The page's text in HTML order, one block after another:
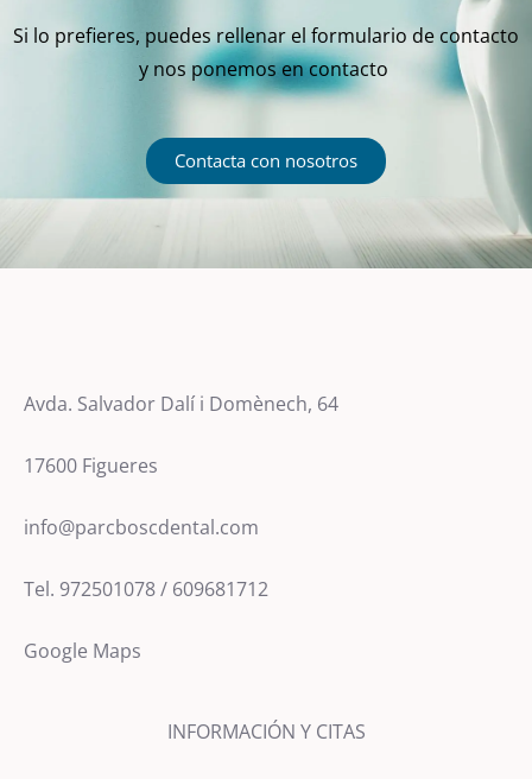
Si lo prefieres, puedes rellenar el formulario de contacto
y nos ponemos en contacto
Contacta con nosotros
Avda. Salvador Dalí i Domènech, 64
17600 Figueres
info@parcboscdental.com
Tel. 972501078 / 609681712
Google Maps
INFORMACIÓN Y CITAS